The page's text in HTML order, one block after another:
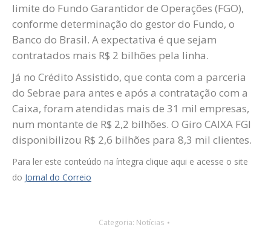
limite do Fundo Garantidor de Operações (FGO),
conforme determinação do gestor do Fundo, o
Banco do Brasil. A expectativa é que sejam
contratados mais R$ 2 bilhões pela linha.
Já no Crédito Assistido, que conta com a parceria
do Sebrae para antes e após a contratação com a
Caixa, foram atendidas mais de 31 mil empresas,
num montante de R$ 2,2 bilhões. O Giro CAIXA FGI
disponibilizou R$ 2,6 bilhões para 8,3 mil clientes.
Para ler este conteúdo na íntegra clique aqui e acesse o site
do Jornal do Correio
Categoria: Notícias